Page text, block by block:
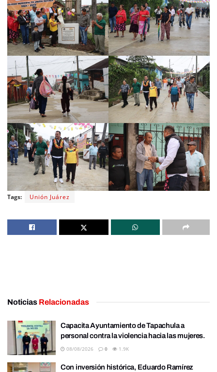
Tags: Unión Juárez
Noticias Relacionadas
Capacita Ayuntamiento de Tapachula a
personal contra la violencia hacia las mujeres.
08/08/2026 0 1.9K
Con inversión histórica, Eduardo Ramírez